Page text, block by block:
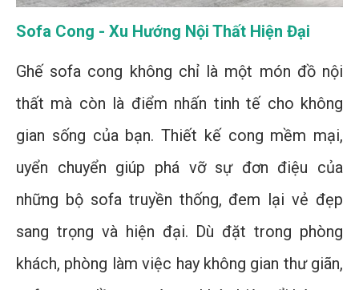
Sofa Cong - Xu Hướng Nội Thất Hiện Đại
Ghế sofa cong không chỉ là một món đồ nội
thất mà còn là điểm nhấn tinh tế cho không
gian sống của bạn. Thiết kế cong mềm mại,
uyển chuyển giúp phá vỡ sự đơn điệu của
những bộ sofa truyền thống, đem lại vẻ đẹp
sang trọng và hiện đại. Dù đặt trong phòng
khách, phòng làm việc hay không gian thư giãn,